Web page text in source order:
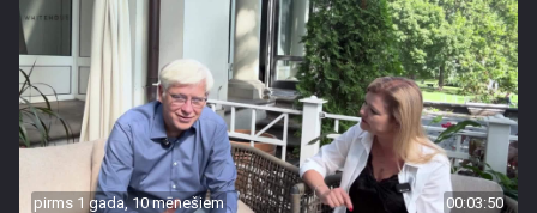
pirms 1 gada, 10 mēnešiem 00:03:50